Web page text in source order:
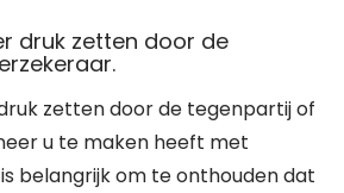
druk zetten door de
zetten door de tegenpartij of
u te maken heeft met
belangrijk om te onthouden dat